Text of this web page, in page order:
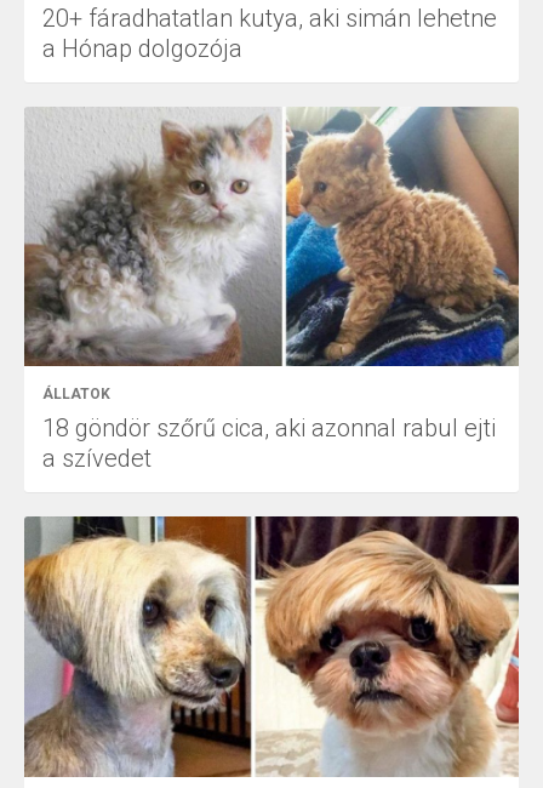
20+ fáradhatatlan kutya, aki simán lehetne
a Hónap dolgozója
ÁLLATOK
18 göndör szőrű cica, aki azonnal rabul ejti
a szívedet